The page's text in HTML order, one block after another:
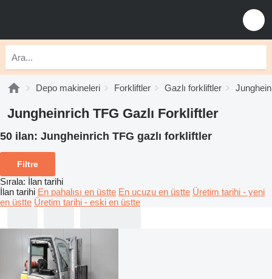
Depo makineleri Forkliftler Gazlı forkliftler
Jungheinrich TFG Gazlı Forkliftler
50 ilan: Jungheinrich TFG gazlı forkliftler
Filtre
Sırala: İlan tarihi
İlan tarihi En pahalısı en üstte En ucuzu en üstte Üretim tarihi - yeni
en üstte Üretim tarihi - eski en üstte